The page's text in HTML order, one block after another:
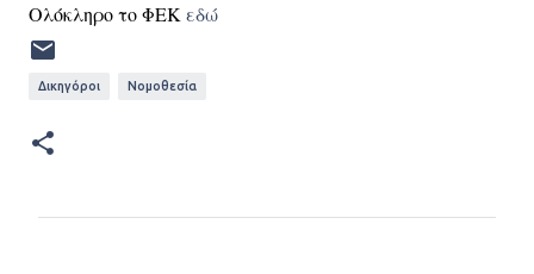
Ολόκληρο το ΦΕΚ εδώ
Δικηγόροι Νομοθεσία